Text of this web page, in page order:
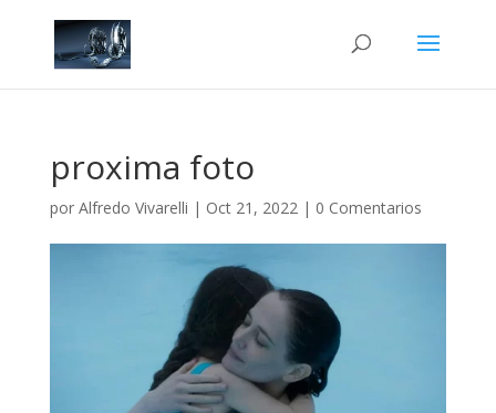
proxima foto
por Alfredo Vivarelli | Oct 21, 2022| 0 Comentarios